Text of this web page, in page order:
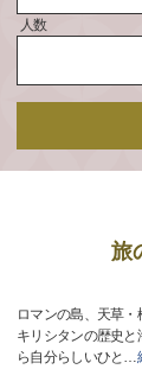
人数
旅
ロマンの島、天草・
キリシタンの歴史
ら自分らしいひと …